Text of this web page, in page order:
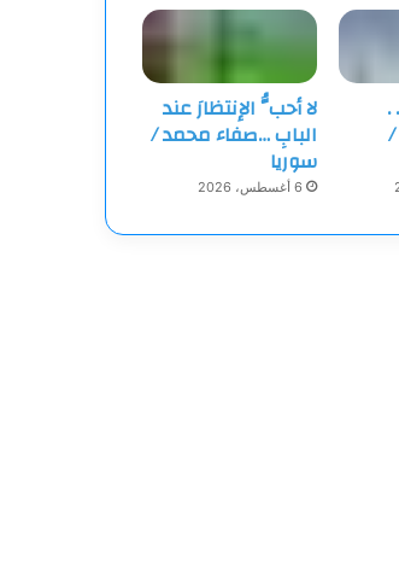
.
/
لا أحبُّ الإنتظارَ عند
البابِ …صفاء محمد /
سوريا
6 أغسطس، 2026